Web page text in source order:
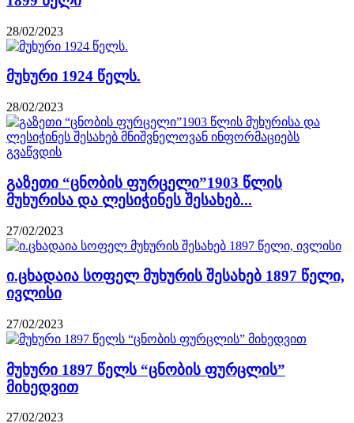
28/02/2023
მუხური 1924 წელს.
28/02/2023
გაზეთი “ცნობის ფურცელი”1903 წლის
მუხურისა და ლესიჭინეს შესახებ...
27/02/2023
ი.ცხადაია სოფელ მუხურის შესახებ 1897 წელი,
ივლისი
27/02/2023
მუხური 1897 წელს “ცნობის ფურცლის”
მიხედვით
27/02/2023